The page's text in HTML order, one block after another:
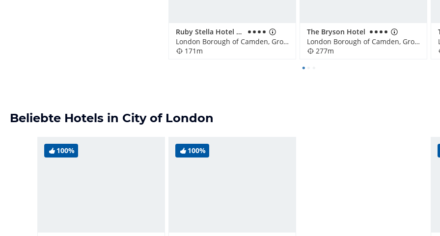
Ruby Stella Hotel London by IHG
London Borough of Camden, Großbritannien
171m
The Bryson Hotel
London Borough of Camden, Großbritannien
277m
Beliebte Hotels in City of London
100% 100%